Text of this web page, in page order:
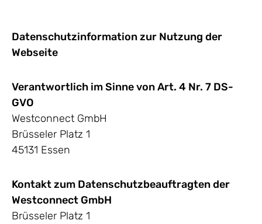
Datenschutzinformation zur Nutzung der
Webseite
Verantwortlich im Sinne von Art. 4 Nr. 7 DS-
GVO
Westconnect GmbH
Brüsseler Platz 1
45131 Essen
Kontakt zum Datenschutzbeauftragten der
Westconnect GmbH
Brüsseler Platz 1